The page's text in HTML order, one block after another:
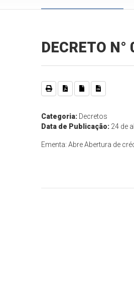
DECRETO
Categoria: Decretos
Data de Publicação: 24 de
Ementa: Abre Abertura de